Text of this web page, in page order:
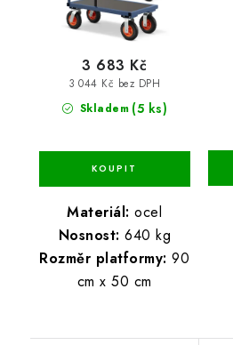
Skladem (5 ks)
3 044 Kč bez DPH
3 683 Kč
Materiál: ocel
Nosnost: 640 kg
Rozměr platformy: 90
cm x 50 cm